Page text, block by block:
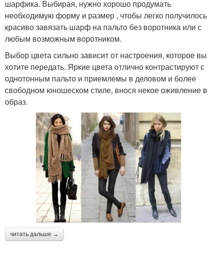
шарфика. Выбирая, нужно хорошо продумать
необходимую форму и размер , чтобы легко получилось
красиво завязать шарф на пальто без воротника или с
любым возможным воротником.
Выбор цвета сильно зависит от настроения, которое вы
хотите передать. Яркие цвета отлично контрастируют с
однотонным пальто и приемлемы в деловом и более
свободном юношеском стиле, внося некое оживление в
образ.
читать дальше →